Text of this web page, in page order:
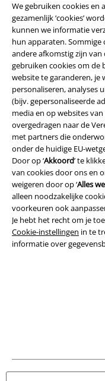
We gebruiken cookies en
gezamenlijk ‘cookies’
kunnen we informatie
hun apparaten.
andere afkomstig zijn
gebruiken cookies om de
website te garanderen, je
personaliseren, analyses
(bijv. gepersonaliseerde
media en op websites
overgedragen naar de
met partners die
onder de huidige EU-
Door op ‘Akkoord’ te
van cookies door ons en
weigeren door op ‘Alles
alleen noodzakelijke
voorkeuren ook
Je hebt het recht om je
Cookie-instellingen in te
informatie over
Legal
Algemene Voorwaarden
Bedrijfsgegevens
Privacyverklaring
Alle prijzen incl.wettelijke